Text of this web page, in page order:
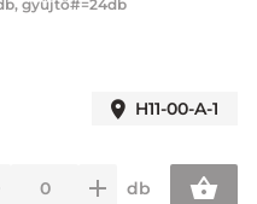
gyűjtő#=24db
H11-00-A-1
db